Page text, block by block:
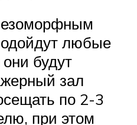
любые
будут
зал
по 2-3
при этом